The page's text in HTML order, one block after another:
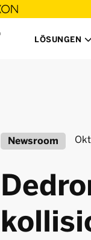
LÖSUNGEN 
Newsroom